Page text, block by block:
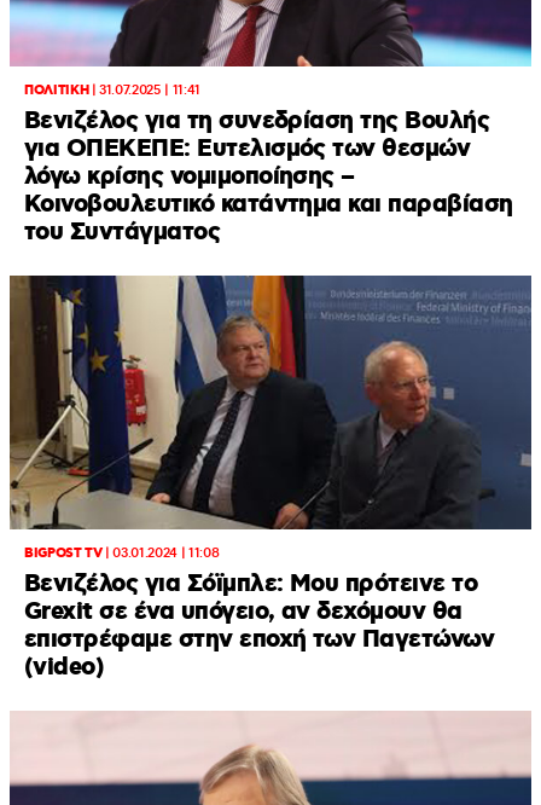
ΠΟΛΙΤΙΚΗ|31.07.2025 | 11:41
Βενιζέλος για τη συνεδρίαση της Βουλής
για ΟΠΕΚΕΠΕ: Ευτελισμός των θεσμών
λόγω κρίσης νομιμοποίησης –
Κοινοβουλευτικό κατάντημα και παραβίαση
του Συντάγματος
BIGPOST TV|03.01.2024 | 11:08
Βενιζέλος για Σόϊμπλε: Μου πρότεινε το
Grexit σε ένα υπόγειο, αν δεχόμουν θα
επιστρέφαμε στην εποχή των Παγετώνων
(video)